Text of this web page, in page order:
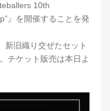
10th
』を開催することを発
新旧織り交ぜたセット
チケット販売は本日よ